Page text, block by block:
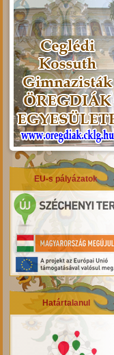
EU-s pályázatok
Határtalanul